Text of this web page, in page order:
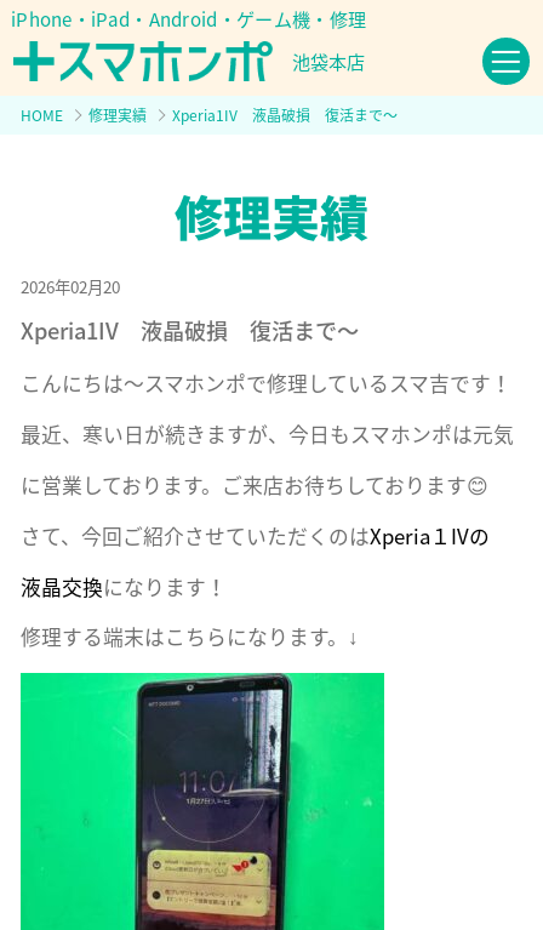
iPhone・iPad・Android・ゲーム機・修理
池袋本店
HOME 修理実績 Xperia1IV 液晶破損 復活まで～
2026年02月20
Xperia1IV 液晶破損 復活まで～
こんにちは～スマホンポで修理しているスマ吉です！
最近、寒い日が続きますが、今日もスマホンポは元気
に営業しております。ご来店お待ちしております😊
さて、今回ご紹介させていただくのはXperia１IVの
液晶交換になります！
修理する端末はこちらになります。↓